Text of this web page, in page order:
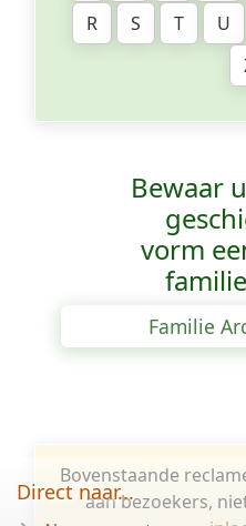
R
S T U
Bewaar
vorm
Familie
Bovenstaande
aan bezoekers,
Direct naar...